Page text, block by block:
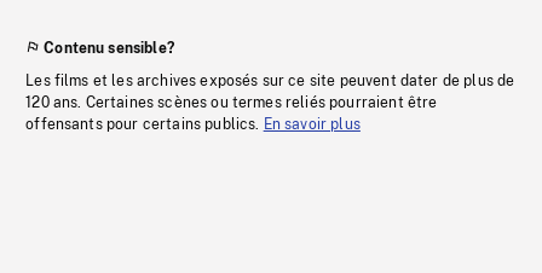
Contenu sensible?
Les films et les archives exposés sur ce site peuvent dater de plus de
120 ans. Certaines scènes ou termes reliés pourraient être
offensants pour certains publics. En savoir plus